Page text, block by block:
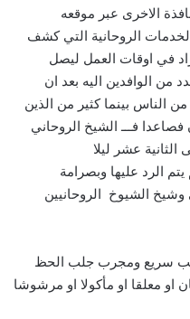
الاخرى عبر موقعه
الروحانية التي كشف
في اوقات العمل ليصل
من الوافدين اليه بعد ان
الناس بينما كثير من الذين
فـــ الشيخ الروحاني
عشر ليلا
الرد عليها وبصرامة
الشيوخ الروحانيين
سريع ومجرب جلب الحظ
او معلقا او مأكولا او مرشوشا